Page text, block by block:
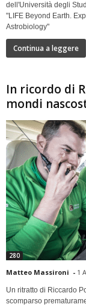
dell'Università degli
"LIFE Beyond Earth.
Astrobiology"
Continua a leggere
In ricordo di
mondi
280
Matteo Massironi - 1
Un ritratto di Riccardo
scomparso